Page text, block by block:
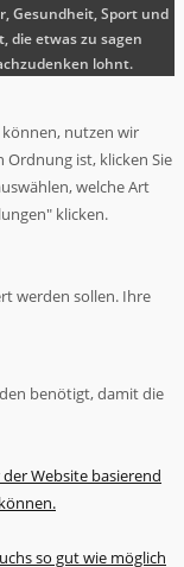
Gesundheit, Sport und
die etwas zu sagen
lohnt.
nutzen wir
Ordnung ist, klicken Sie
welche Art
klicken.
werden sollen. Ihre
benötigt, damit die
Website basierend
so gut wie möglich